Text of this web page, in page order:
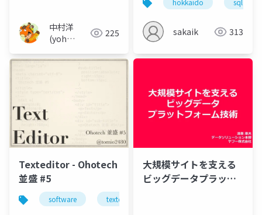
中村洋
(yoh
225
勉強会
hokkaido sql
sakaik 313
Texteditor - Ohotech
並盛 #5
software texteditor
大規模サイトを支える
ビッグデータプラット